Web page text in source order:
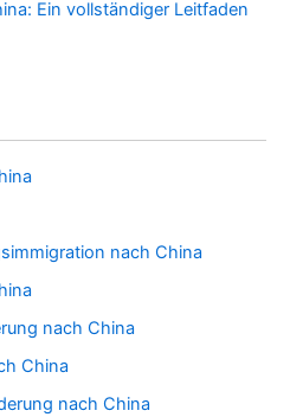
Ein vollständiger Leitfaden
nach China
nach China
China
nach China